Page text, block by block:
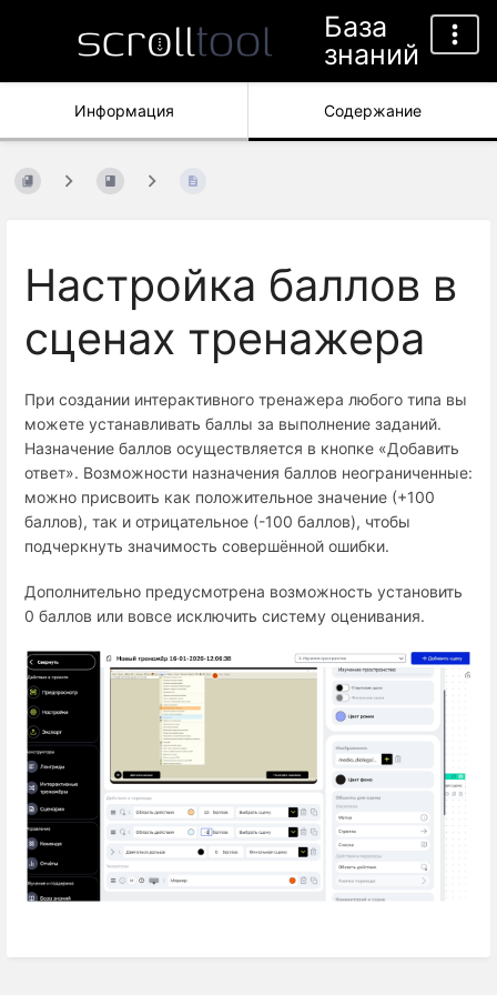
База
знаний
Информация Содержание
Настройка баллов в
сценах тренажера
При создании интерактивного тренажера любого типа вы
можете устанавливать баллы за выполнение заданий.
Назначение баллов осуществляется в кнопке «Добавить
ответ». Возможности назначения баллов неограниченные:
можно присвоить как положительное значение (+100
баллов), так и отрицательное (-100 баллов), чтобы
подчеркнуть значимость совершённой ошибки.
Дополнительно предусмотрена возможность установить
0 баллов или вовсе исключить систему оценивания.